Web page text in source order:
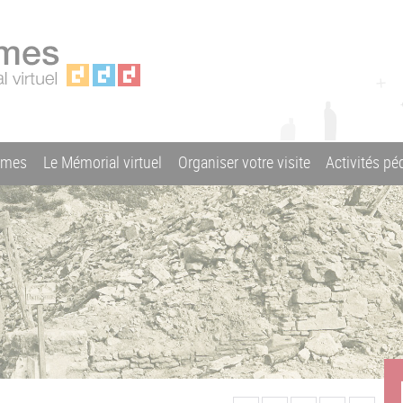
Le Mémorial virtuel Organiser votre visite Activités